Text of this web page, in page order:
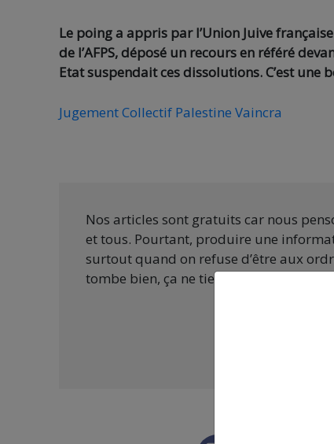
Le poing a appris par l’Union Juive
de l’AFPS, déposé un recours en référé
Etat suspendait ces dissolutions. C’est une
Jugement Collectif Palestine Vaincra
Nos articles sont gratuits car nous
et tous. Pourtant, produire une
surtout quand on refuse d’être aux
tombe bien, ça ne tient qu’à vous :